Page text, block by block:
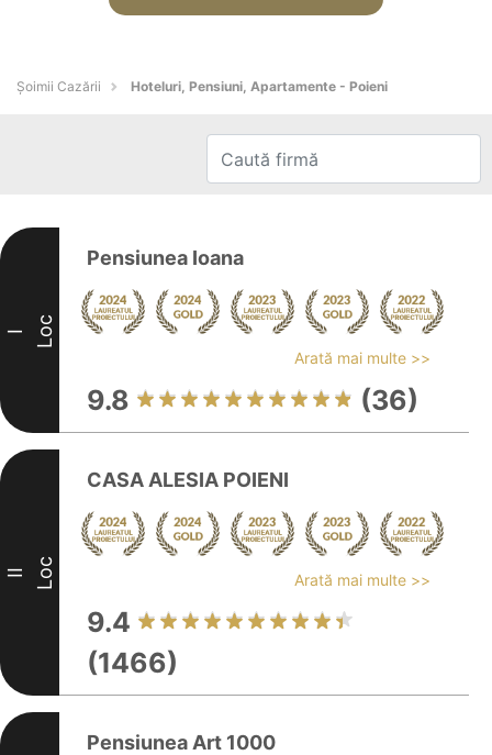
Șoimii Cazării Hoteluri, Pensiuni, Apartamente - Poieni
I Loc
Pensiunea Ioana
Arată mai multe >>
9.8 (36)
II Loc
CASA ALESIA POIENI
Arată mai multe >>
9.4
(1466)
Pensiunea Art 1000